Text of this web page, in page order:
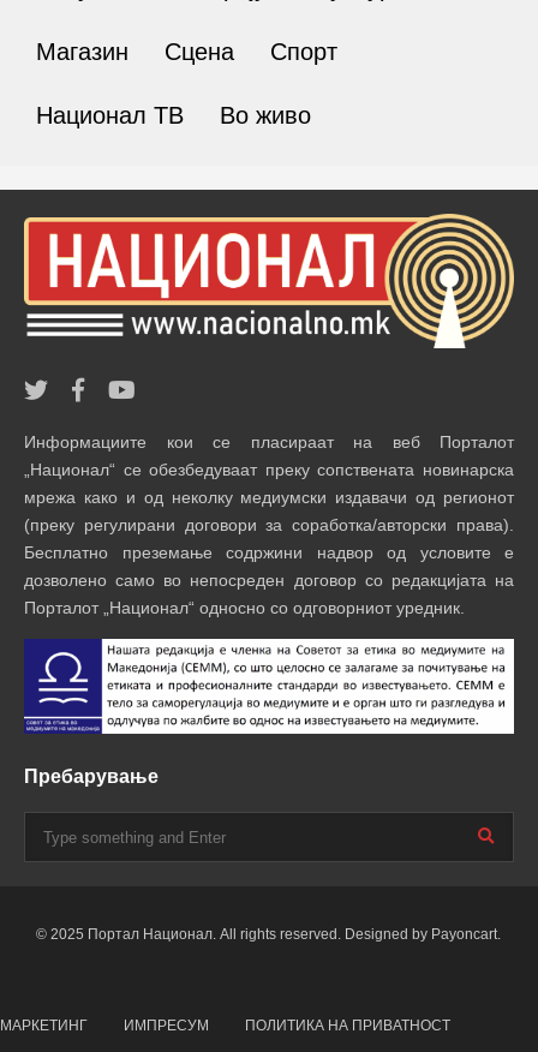
Магазин Сцена Спорт
Национал ТВ Во живо
Информациите кои се пласираат на веб Порталот
„Национал“ се обезбедуваат преку сопствената новинарска
мрежа како и од неколку медиумски издавачи од регионот
(преку регулирани договори за соработка/авторски права).
Бесплатно преземање содржини надвор од условите е
дозволено само во непосреден договор со редакцијата на
Порталот „Национал“ односно со одговорниот уредник.
Пребарување
© 2025 Портал Национал. All rights reserved. Designed by Payoncart.
МАРКЕТИНГ ИМПРЕСУМ ПОЛИТИКА НА ПРИВАТНОСТ